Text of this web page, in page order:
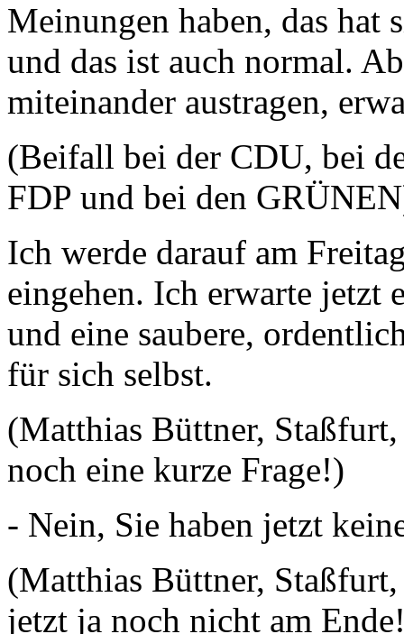
Meinungen haben, das hat
und das ist auch normal.
miteinander austragen,
(Beifall bei der CDU, bei
FDP und bei den
Ich werde darauf am
eingehen. Ich erwarte jetzt
und eine saubere,
für sich selbst.
(Matthias Büttner,
noch eine kurze Frage!)
- Nein, Sie haben jetzt
(Matthias Büttner,
jetzt ja noch nicht am